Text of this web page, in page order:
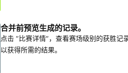
合并前预览生成的记录。
点击 "比赛详情"，查看赛场级别的获胜记
以获得所需的结果。